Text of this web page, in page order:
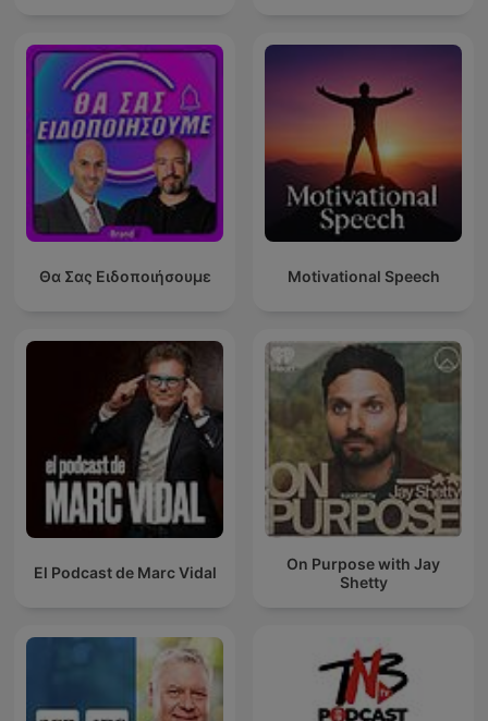
Θα Σας Ειδοποιήσουμε Motivational Speech
El Podcast de Marc Vidal
On Purpose with Jay
Shetty